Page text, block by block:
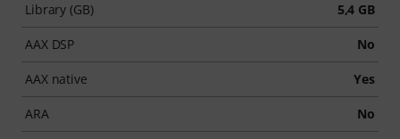
Library (GB) 5,4 GB
AAX DSP No
AAX native Yes
ARA No